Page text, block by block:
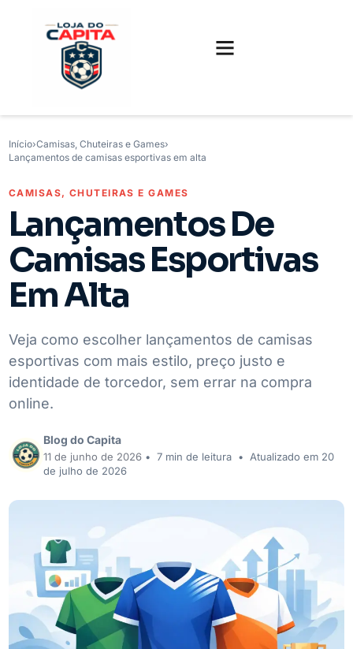
Início›Camisas, Chuteiras e Games›
Lançamentos de camisas esportivas em alta
CAMISAS, CHUTEIRAS E GAMES
Lançamentos De
Camisas Esportivas
Em Alta
Veja como escolher lançamentos de camisas
esportivas com mais estilo, preço justo e
identidade de torcedor, sem errar na compra
online.
Blog do Capita
11 de junho de 2026 • 7 min de leitura •
Atualizado em 20
de julho de 2026